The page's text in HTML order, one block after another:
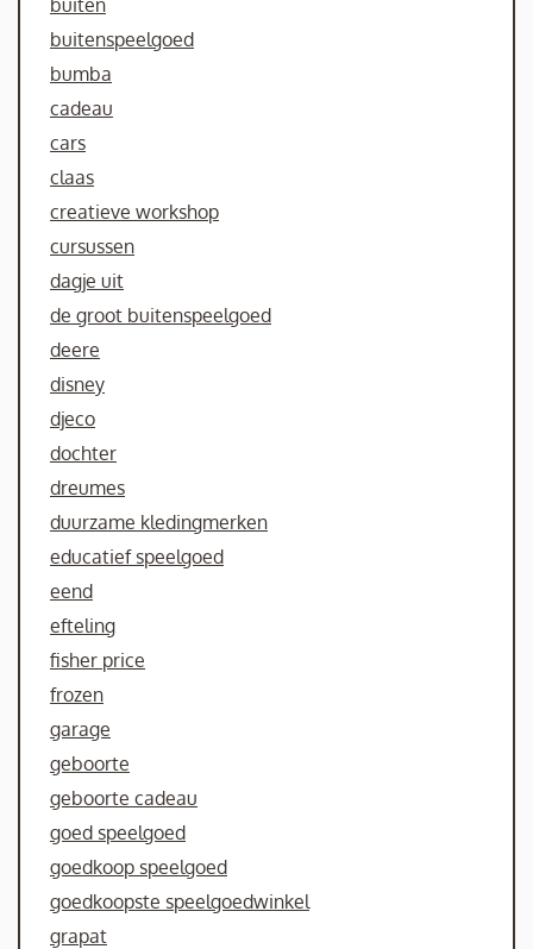
buitenspeelgoed
bumba
cadeau
cars
claas
creatieve workshop
cursussen
dagje uit
de groot buitenspeelgoed
deere
disney
djeco
dochter
dreumes
duurzame kledingmerken
educatief speelgoed
eend
efteling
fisher price
frozen
garage
geboorte
geboorte cadeau
goed speelgoed
goedkoop speelgoed
goedkoopste speelgoedwinkel
grapat